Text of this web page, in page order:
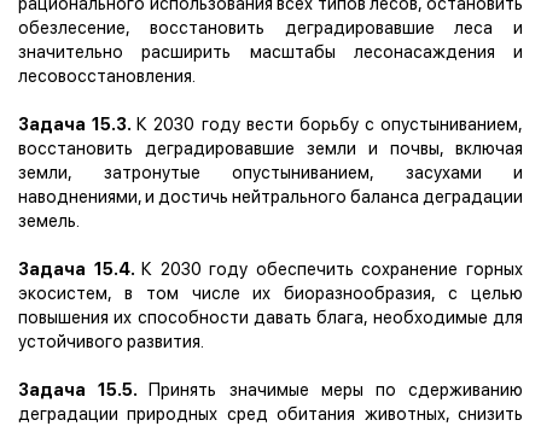
обезлесение, восстановить деградировавшие леса и
значительно расширить масштабы лесонасаждения и
лесовосстановления.
Задача 15.3.К 2030 году вести борьбу с опустыниванием,
восстановить деградировавшие земли и почвы, включая
земли, затронутые опустыниванием, засухами и
наводнениями, и достичь нейтрального баланса деградации
земель.
Задача 15.4.К 2030 году обеспечить сохранение горных
экосистем, в том числе их биоразнообразия, с целью
повышения их способности давать блага, необходимые для
устойчивого развития.
Задача 15.5.Принять значимые меры по сдерживанию
деградации природных сред обитания животных, снизить